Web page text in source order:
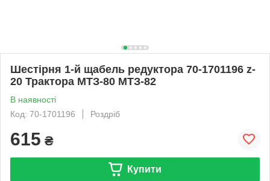
Шестірня 1-й щабель редуктора 70-1701196 z-
20 Трактора МТЗ-80 МТЗ-82
В наявності
Код: 70-1701196
Роздріб
615 ₴
Купити